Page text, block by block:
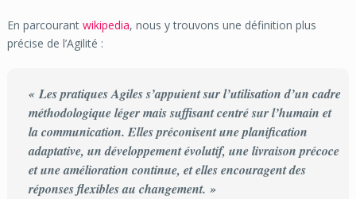
En parcourant wikipedia, nous y trouvons une définition plus
précise de l’Agilité :
« Les pratiques Agiles s’appuient sur l’utilisation d’un cadre
méthodologique léger mais suffisant centré sur l’humain et
la communication. Elles préconisent une planification
adaptative, un développement évolutif, une livraison précoce
et une amélioration continue, et elles encouragent des
réponses flexibles au changement. »